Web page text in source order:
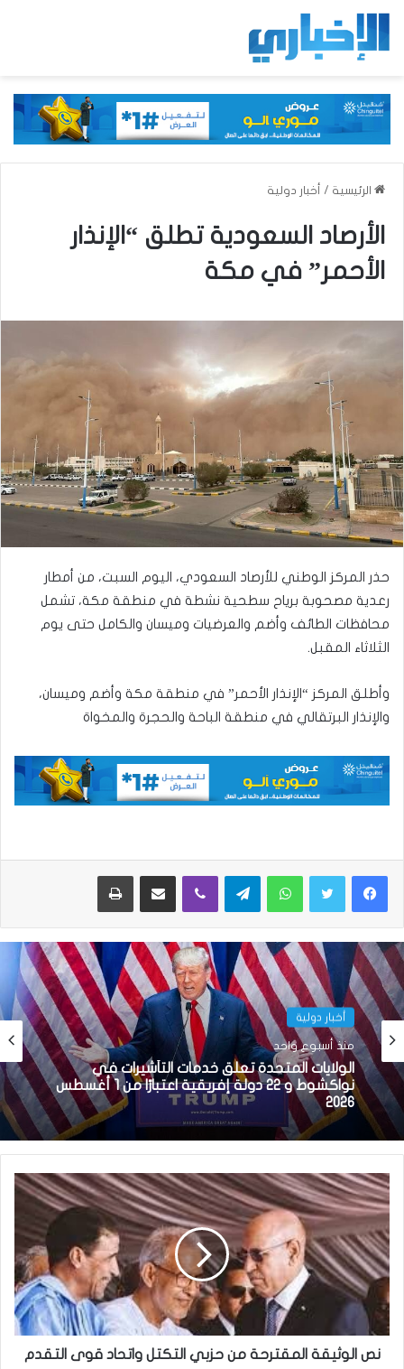
الرئيسية / أخبار دولية
الأرصاد السعودية تطلق “الإنذار
الأحمر” في مكة
حذر المركز الوطني للأرصاد السعودي، اليوم السبت، من أمطار
رعدية مصحوبة برياح سطحية نشطة في منطقة مكة، تشمل
محافظات الطائف وأضم والعرضيات وميسان والكامل حتى يوم
الثلاثاء المقبل.
وأطلق المركز “الإنذار الأحمر” في منطقة مكة وأضم وميسان،
والإنذار البرتقالي في منطقة الباحة والحجرة والمخواة
واتساب تيلقرام ڤايبر مشاركة عبر البريد طباعة
أخبار دولية
منذ أسبوع واحد
الولايات المتحدة تعلق خدمات التأشيرات في
نواكشوط و 22 دولة إفريقية اعتبارًا من 1 أغسطس
2026
نص الوثيقة المقترحة من حزبي التكتل واتحاد قوى التقدم